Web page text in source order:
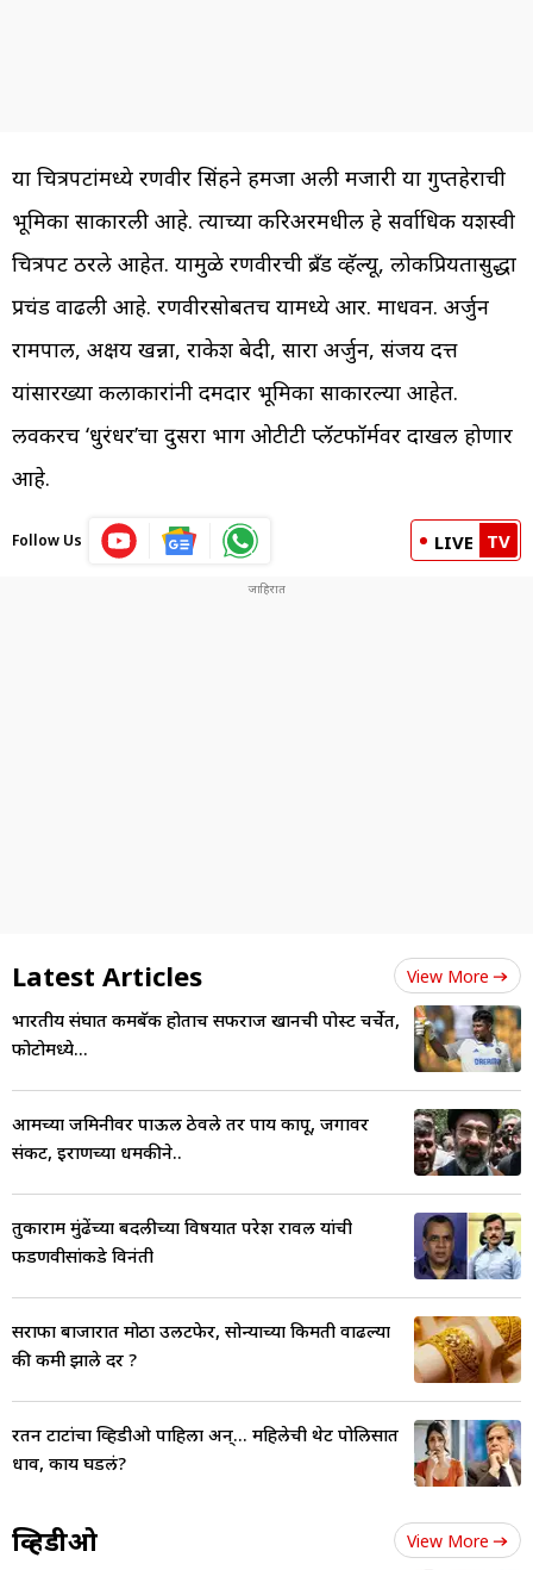
या चित्रपटांमध्ये रणवीर सिंहने हमजा अली मजारी या गुप्तहेराची
भूमिका साकारली आहे. त्याच्या करिअरमधील हे सर्वाधिक यशस्वी
चित्रपट ठरले आहेत. यामुळे रणवीरची ब्रँड व्हॅल्यू, लोकप्रियतासुद्धा
प्रचंड वाढली आहे. रणवीरसोबतच यामध्ये आर. माधवन. अर्जुन
रामपाल, अक्षय खन्ना, राकेश बेदी, सारा अर्जुन, संजय दत्त
यांसारख्या कलाकारांनी दमदार भूमिका साकारल्या आहेत.
लवकरच ‘धुरंधर’चा दुसरा भाग ओटीटी प्लॅटफॉर्मवर दाखल होणार
आहे.
Follow Us LIVE TV
Latest Articles View More
भारतीय संघात कमबॅक होताच सर्फराज खानची पोस्ट चर्चेत,
फोटोमध्ये...
आमच्या जमिनीवर पाऊल ठेवले तर पाय कापू, जगावर
संकट, इराणच्या धमकीने..
तुकाराम मुंढेंच्या बदलीच्या विषयात परेश रावल यांची
फडणवीसांकडे विनंती
सराफा बाजारात मोठा उलटफेर, सोन्याच्या किमती वाढल्या
की कमी झाले दर ?
रतन टाटांचा व्हिडीओ पाहिला अन्... महिलेची थेट पोलिसात
धाव, काय घडलं?
व्हिडीओ View More